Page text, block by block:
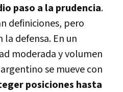
paso a la prudencia.
definiciones, pero
defensa. En un
moderada y volumen
se mueve con
posiciones hasta